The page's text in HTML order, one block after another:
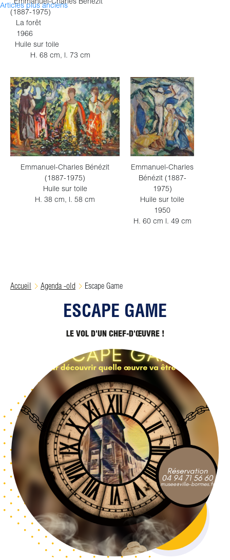
(1887-1975)
La forêt
1966
Huile sur toile
H. 68 cm, l. 73 cm
Emmanuel-Charles Bénézit
(1887-1975)
Huile sur toile
H. 38 cm, l. 58 cm
Emmanuel-Charles
Bénézit (1887-
1975)
Huile sur toile
1950
H. 60 cm l. 49 cm
Accueil Agenda -old Escape Game
ESCAPE GAME
LE VOL D'UN CHEF-D'ŒUVRE !
Navigation
des
articles
Articles plus anciens